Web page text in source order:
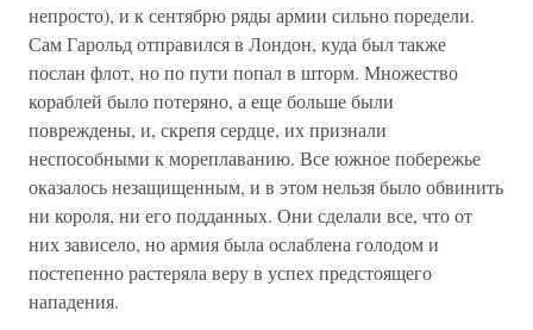
непросто), и к сентябрю ряды армии сильно поредели.
Сам Гарольд отправился в Лондон, куда был также
послан флот, но по пути попал в шторм. Множество
кораблей было потеряно, а еще больше были
повреждены, и, скрепя сердце, их признали
неспособными к мореплаванию. Все южное побережье
оказалось незащищенным, и в этом нельзя было обвинить
ни короля, ни его подданных. Они сделали все, что от
них зависело, но армия была ослаблена голодом и
постепенно растеряла веру в успех предстоящего
нападения.